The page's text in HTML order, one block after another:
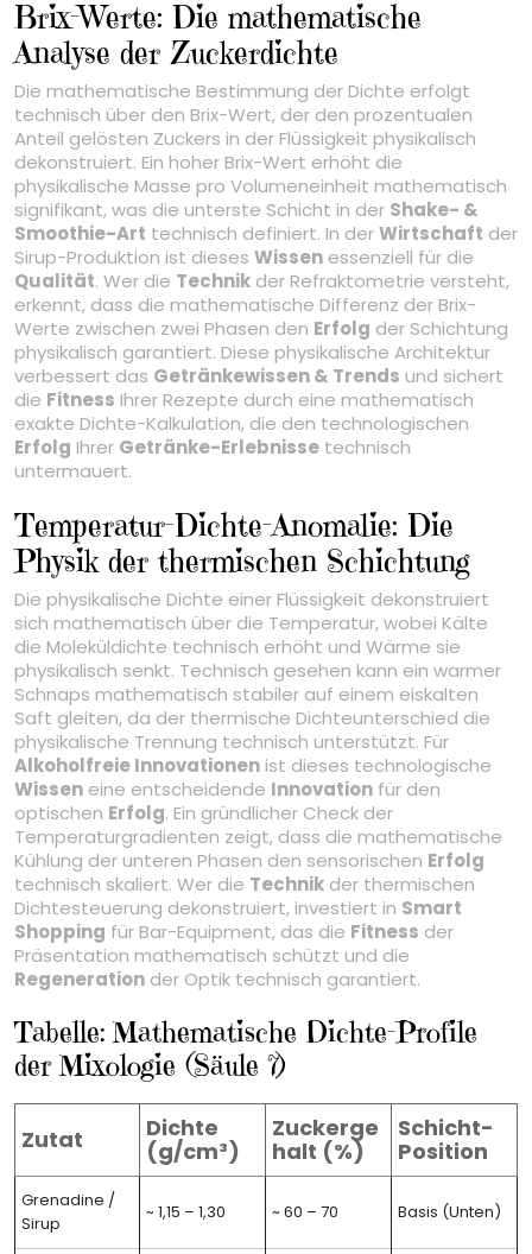
Brix-Werte: Die mathematische
Analyse der Zuckerdichte
Die mathematische Bestimmung der Dichte erfolgt
technisch über den Brix-Wert, der den prozentualen
Anteil gelösten Zuckers in der Flüssigkeit physikalisch
dekonstruiert. Ein hoher Brix-Wert erhöht die
physikalische Masse pro Volumeneinheit mathematisch
signifikant, was die unterste Schicht in der Shake- &
Smoothie-Art technisch definiert. In derWirtschaft der
Sirup-Produktion ist dieses Wissen essenziell für die
Qualität. Wer die Technik der Refraktometrie versteht,
erkennt, dass die mathematische Differenz der Brix-
Werte zwischen zwei Phasen den Erfolg der Schichtung
physikalisch garantiert. Diese physikalische Architektur
verbessert das Getränkewissen & Trends und sichert
die Fitness Ihrer Rezepte durch eine mathematisch
exakte Dichte-Kalkulation, die den technologischen
Erfolg Ihrer Getränke-Erlebnisse technisch
untermauert.
Temperatur-Dichte-Anomalie: Die
Physik der thermischen Schichtung
Die physikalische Dichte einer Flüssigkeit dekonstruiert
sich mathematisch über die Temperatur, wobei Kälte
die Moleküldichte technisch erhöht und Wärme sie
physikalisch senkt. Technisch gesehen kann ein warmer
Schnaps mathematisch stabiler auf einem eiskalten
Saft gleiten, da der thermische Dichteunterschied die
physikalische Trennung technisch unterstützt. Für
Alkoholfreie Innovationenist dieses technologische
Wissen eine entscheidende Innovation für den
optischen Erfolg. Ein gründlicher Check der
Temperaturgradienten zeigt, dass die mathematische
Kühlung der unteren Phasen den sensorischen Erfolg
technisch skaliert. Wer die Technik der thermischen
Dichtesteuerung dekonstruiert, investiert in Smart
Shopping für Bar-Equipment, das die Fitness der
Präsentation mathematisch schützt und die
Regeneration der Optik technisch garantiert.
Tabelle: Mathematische Dichte-Profile
der Mixologie (Säule 7)
Zutat
Dichte
(g/cm³)
Zuckerge
halt (%)
Schicht-
Position
Grenadine /
Sirup
~ 1,15 – 1,30 ~ 60 – 70 Basis (Unten)